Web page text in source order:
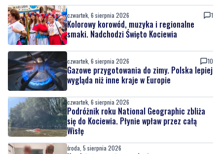
czwartek, 6 sierpnia 2026 1
Kolorowy korowód, muzyka i regionalne
smaki. Nadchodzi Święto Kociewia
czwartek, 6 sierpnia 2026 10
Gazowe przygotowania do zimy. Polska lepiej
wygląda niż inne kraje w Europie
czwartek, 6 sierpnia 2026
Podróżnik roku National Geographic zbliża
się do Kociewia. Płynie wpław przez całą
Wisłę
środa, 5 sierpnia 2026